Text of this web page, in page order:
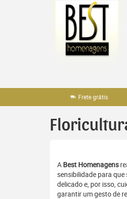
Frete grátis
A Best Homenagens
sensibilidade para
delicado e, por isso,
garantir um gesto de